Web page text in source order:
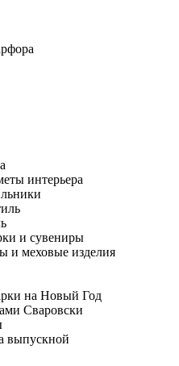
интерьера
и сувениры
и меховые изделия
на Новый Год
Сваровски
выпускной